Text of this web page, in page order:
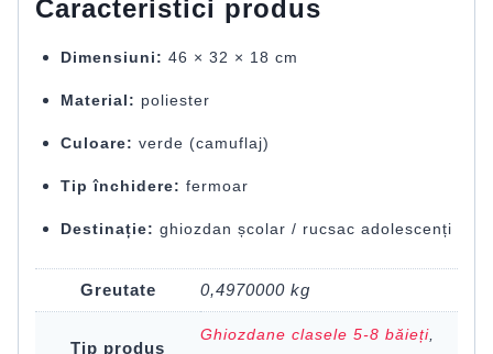
Caracteristici produs
Dimensiuni: 46 × 32 × 18 cm
Material: poliester
Culoare: verde (camuflaj)
Tip închidere: fermoar
Destinație: ghiozdan școlar / rucsac adolescenți
Greutate 0,4970000 kg
Tip produs
Ghiozdane clasele 5-8 băieți